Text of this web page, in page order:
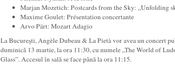
Marjan Mozetich: Postcards from the Sky: „Unfolding
Maxime Goulet: Présentation concertante
Arvo Pärt: Mozart Adagio
La București, Angèle Dubeau & La Pietà vor avea un concert
duminică 13 martie, la ora 11:30, cu numele „The World of
Glass”. Accesul în sală se face până la ora 11:15.